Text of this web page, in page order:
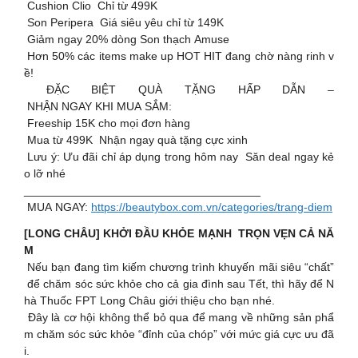
Cushion Clio Chỉ từ 499K
Son Peripera Giá siêu yêu chỉ từ 149K
Giảm ngay 20% dòng Son thạch Amuse
Hơn 50% các items make up HOT HIT đang chờ nàng rinh v
ề!
ĐẶC BIỆT QUÀ TẶNG HẤP DẪN –
NHẬN NGAY KHI MUA SẮM:
Freeship 15K cho mọi đơn hàng
Mua từ 499K Nhận ngay quà tặng cực xinh
Lưu ý: Ưu đãi chỉ áp dụng trong hôm nay Săn deal ngay kẻ
o lỡ nhé
MUA NGAY: https://beautybox.com.vn/categories/trang-diem
[LONG CHÂU] KHỞI ĐẦU KHỎE MẠNH TRỌN VẸN CẢ NĂ
M
Nếu bạn đang tìm kiếm chương trình khuyến mãi siêu “chất”
để chăm sóc sức khỏe cho cả gia đình sau Tết, thì hãy để N
hà Thuốc FPT Long Châu giới thiệu cho bạn nhé.
Đây là cơ hội không thể bỏ qua để mang về những sản phẩ
m chăm sóc sức khỏe “đỉnh của chóp” với mức giá cực ưu đã
i.